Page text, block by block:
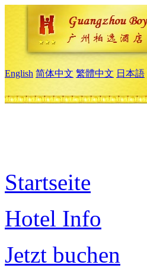
English 简体中文 繁體中文 日本語
Startseite
Hotel Info
Jetzt buchen